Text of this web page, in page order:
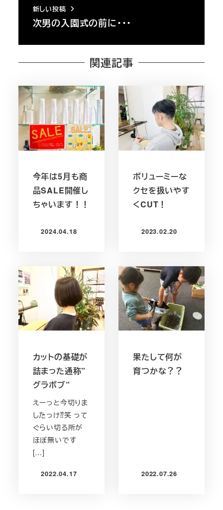
新しい投稿
次男の入園式の前に・・・
関連記事
今年は5月も商
品SALE開催し
ちゃいます！！
投稿日
2024.04.18
ボリューミーな
クセを扱いやす
くCUT！
投稿日
2023.02.20
カットの基礎が
詰まった通称”
グラボブ”
えーっと今切りま
したっけ⁇笑 って
ぐらい切る所が
ほぼ無いです
[…]
投稿日
2022.04.17
果たして何が
育つかな？？
投稿日
2022.07.26